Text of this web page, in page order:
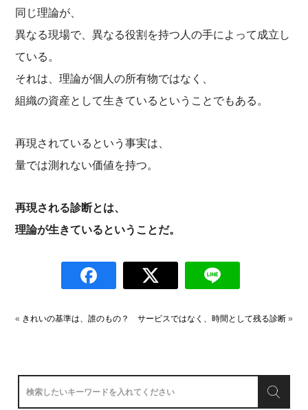
同じ理論が、
異なる現場で、異なる役割を持つ人の手によって成立し
ている。
それは、理論が個人の所有物ではなく、
組織の資産として生きているということでもある。
再現されているという事実は、
量では測れない価値を持つ。
再現される診断とは、
理論が生きているということだ。
« きれいの基準は、誰のもの？ サービスではなく、時間として残る診断»